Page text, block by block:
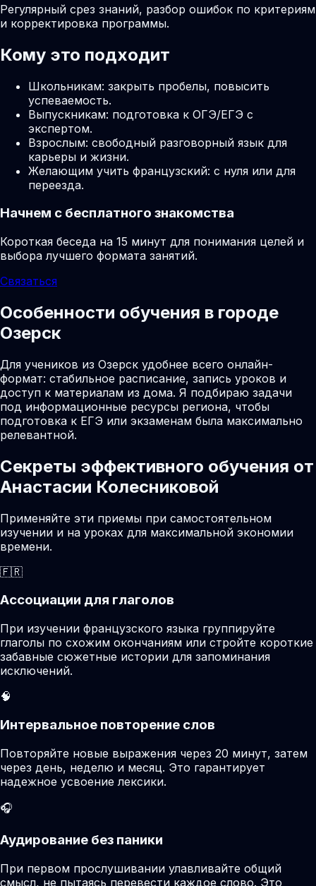
Регулярный срез знаний, разбор ошибок по критериям
и корректировка программы.
Кому это подходит
Школьникам: закрыть пробелы, повысить
успеваемость.
Выпускникам: подготовка к ОГЭ/ЕГЭ с
экспертом.
Взрослым: свободный разговорный язык для
карьеры и жизни.
Желающим учить французский: с нуля или для
переезда.
Начнем с бесплатного знакомства
Короткая беседа на 15 минут для понимания целей и
выбора лучшего формата занятий.
Связаться
Особенности обучения в городе
Озерск
Для учеников из Озерск удобнее всего онлайн-
формат: стабильное расписание, запись уроков и
доступ к материалам из дома. Я подбираю задачи
под информационные ресурсы региона, чтобы
подготовка к ЕГЭ или экзаменам была максимально
релевантной.
Секреты эффективного обучения от
Анастасии Колесниковой
Применяйте эти приемы при самостоятельном
изучении и на уроках для максимальной экономии
времени.
🇫🇷
Ассоциации для глаголов
При изучении французского языка группируйте
глаголы по схожим окончаниям или стройте короткие
забавные сюжетные истории для запоминания
исключений.
🧠
Интервальное повторение слов
Повторяйте новые выражения через 20 минут, затем
через день, неделю и месяц. Это гарантирует
надежное усвоение лексики.
🎧
Аудирование без паники
При первом прослушивании улавливайте общий
смысл, не пытаясь перевести каждое слово. Это